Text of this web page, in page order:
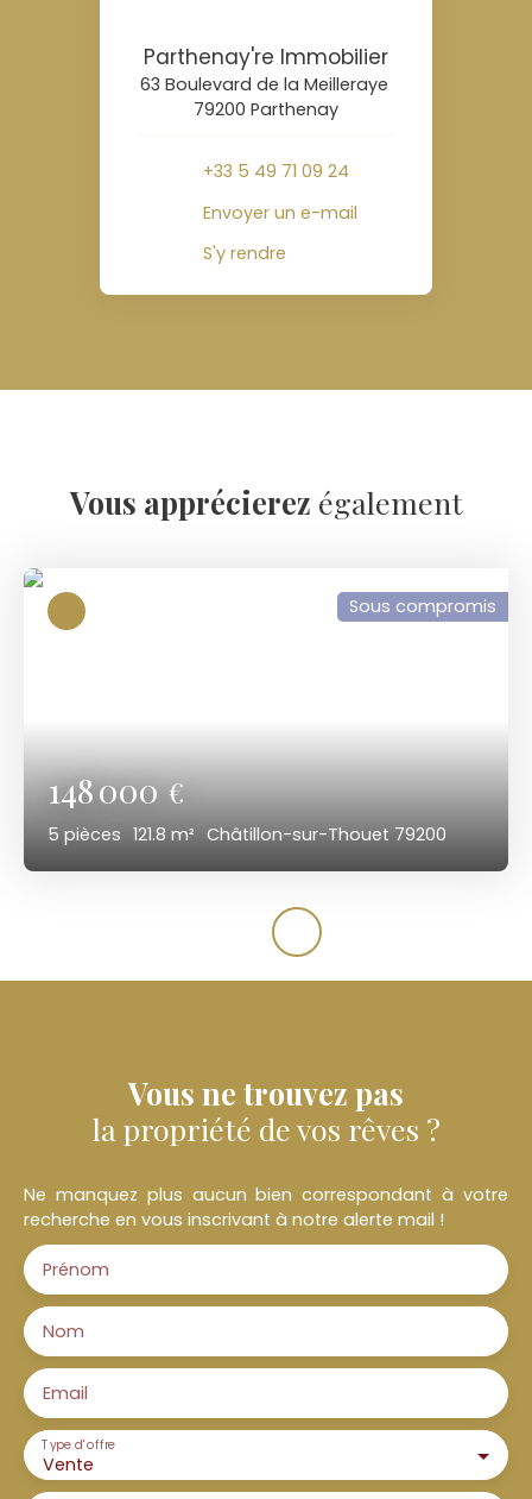
Parthenay're Immobilier
63 Boulevard de la Meilleraye
79200 Parthenay
+33 5 49 71 09 24
Envoyer un e-mail
S'y rendre
Vous apprécierez également
148 000€
5 pièces 121.8 m² Châtillon-sur-Thouet 79200
Sous compromis
Vous ne trouvez pas
la propriété de vos rêves ?
Ne manquez plus aucun bien correspondant à votre
recherche en vous inscrivant à notre alerte mail !
Prénom
Nom
Email
Vente
Type d'offre